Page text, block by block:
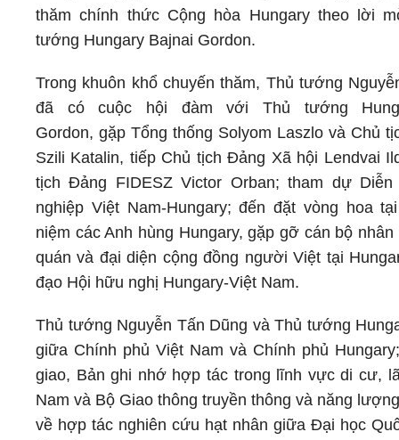
thăm chính thức Cộng hòa Hungary theo lời
tướng Hungary Bajnai Gordon.
Trong khuôn khổ chuyến thăm, Thủ tướng
đã có cuộc hội đàm với Thủ tướng
Gordon, gặp Tổng thống Solyom Laszlo và Chủ
Szili Katalin, tiếp Chủ tịch Đảng Xã hội Lendvai
tịch Đảng FIDESZ Victor Orban; tham dự Diễn
nghiệp Việt Nam-Hungary; đến đặt vòng hoa
niệm các Anh hùng Hungary, gặp gỡ cán bộ
quán và đại diện cộng đồng người Việt tại
đạo Hội hữu nghị Hungary-Việt Nam.
Thủ tướng Nguyễn Tấn Dũng và Thủ tướng
giữa Chính phủ Việt Nam và Chính phủ
giao, Bản ghi nhớ hợp tác trong lĩnh vực di cư,
Nam và Bộ Giao thông truyền thông và năng
về hợp tác nghiên cứu hạt nhân giữa Đại học